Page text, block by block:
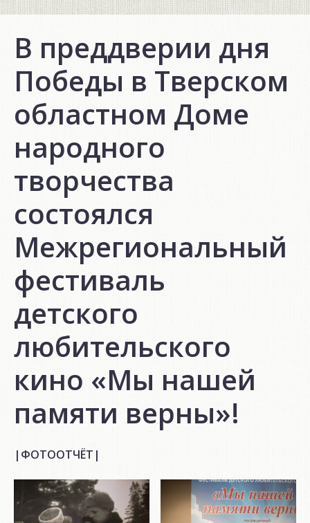
В преддверии дня
Победы в Тверском
областном Доме
народного
творчества
состоялся
Межрегиональный
фестиваль
детского
любительского
кино «Мы нашей
памяти верны»!
|ФОТООТЧЁТ|